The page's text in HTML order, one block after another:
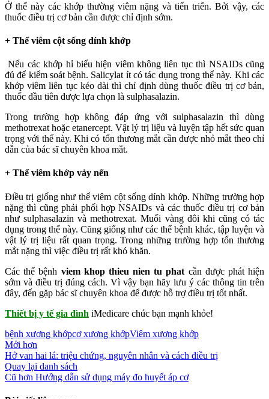
Ở thể này các khớp thường viêm nặng và tiến triển. Bởi vậy, các
thuốc điều trị cơ bản cần được chỉ định sớm.
+ Thể viêm cột sống dính khớp
Nếu các khớp hỉ biểu hiện viêm không liên tục thì NSAIDs cũng
đủ để kiểm soát bệnh. Salicylat ít có tác dụng trong thể này. Khi các
khớp viêm liên tục kéo dài thì chỉ định dùng thuốc điều trị cơ bản,
thuốc đầu tiên được lựa chọn là sulphasalazin.
Trong trường hợp không đáp ứng với sulphasalazin thì dùng
methotrexat hoặc etanercept. Vật lý trị liệu và luyện tập hết sức quan
trọng với thể này. Khi có tổn thương mắt cần được nhỏ mắt theo chỉ
dẫn của bác sĩ chuyên khoa mắt.
+ Thể viêm khớp vảy nến
Điều trị giống như thể viêm cột sống dính khớp. Những trường hợp
nặng thì cũng phải phối hợp NSAIDs và các thuốc điều trị cơ bản
như sulphasalazin và methotrexat. Muối vàng đôi khi cũng có tác
dụng trong thể này. Cũng giống như các thể bệnh khác, tập luyện và
vật lý trị liệu rất quan trọng. Trong những trường hợp tổn thương
mắt nặng thì việc điều trị rất khó khăn.
Các thể bệnh viem khop thieu nien tu phat cần được phát hiện
sớm và điều trị đúng cách. Vì vậy bạn hãy lưu ý các thông tin trên
đây, đến gặp bác sĩ chuyên khoa để được hỗ trợ điều trị tốt nhất.
Thiết bị y tế gia đình iMedicare chúc bạn mạnh khỏe!
bệnh xương khớpcơ xương khớpViêm xương khớp
Mới hơn
Hở van hai lá: triệu chứng, nguyên nhân và cách điều trị
Quay lại danh sách
Cũ hơn Hướng dẫn sử dụng máy đo huyết áp cơ